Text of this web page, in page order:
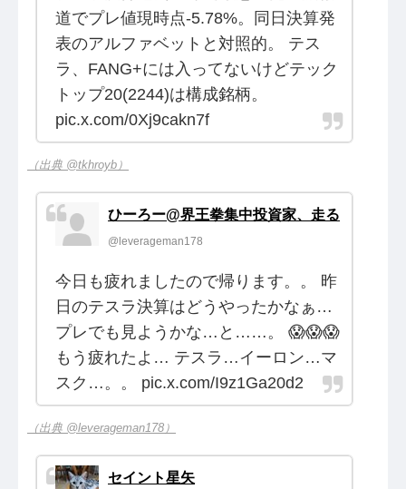
道でプレ値現時点-5.78%。同日決算発
表のアルファベットと対照的。 テス
ラ、FANG+には入ってないけどテック
トップ20(2244)は構成銘柄。
pic.x.com/0Xj9cakn7f
（出典 @tkhroyb）
ひーろー@界王拳集中投資家、走る
@leverageman178
今日も疲れましたので帰ります。。 昨
日のテスラ決算はどうやったかなぁ…
プレでも見ようかな…と……。 😱😱😱
もう疲れたよ… テスラ…イーロン…マ
スク…。。 pic.x.com/I9z1Ga20d2
（出典 @leverageman178）
セイント星矢